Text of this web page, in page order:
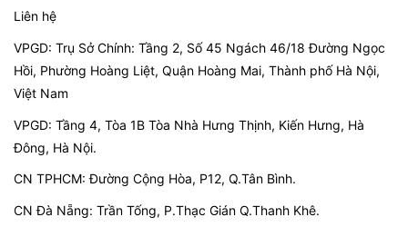
Liên hệ
VPGD: Trụ Sở Chính: Tầng 2, Số 45 Ngách 46/18 Đường Ngọc
Hồi, Phường Hoàng Liệt, Quận Hoàng Mai, Thành phố Hà Nội,
Việt Nam
VPGD: Tầng 4, Tòa 1B Tòa Nhà Hưng Thịnh, Kiến Hưng, Hà
Đông, Hà Nội.
CN TPHCM: Đường Cộng Hòa, P12, Q.Tân Bình.
CN Đà Nẵng: Trần Tống, P.Thạc Gián Q.Thanh Khê.